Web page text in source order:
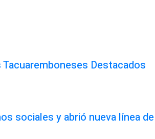
Destacados
sociales y abrió nueva línea de